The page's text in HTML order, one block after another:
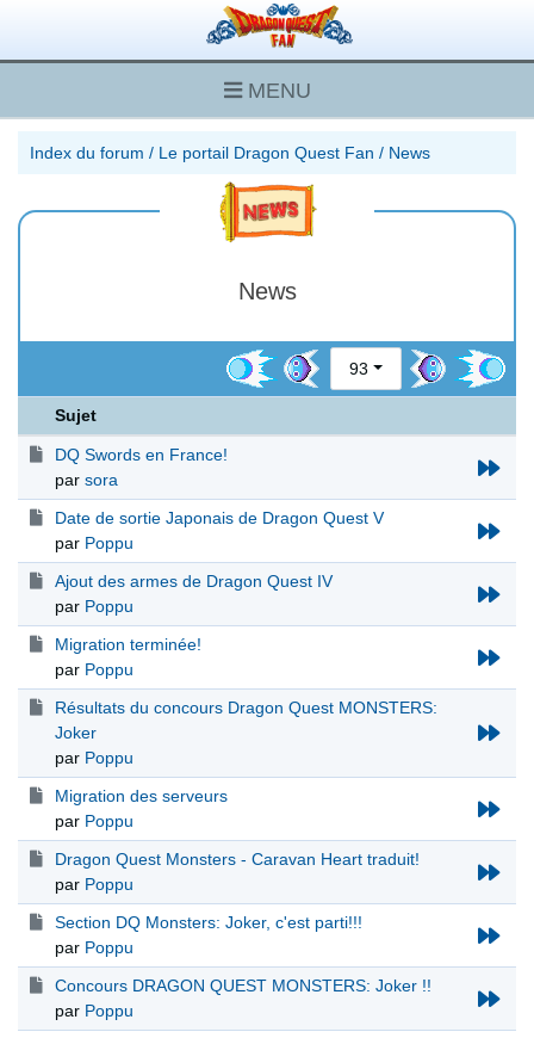
MENU
Index du forum / Le portail Dragon Quest Fan / News
News
93
Sujet
DQ Swords en France!
par sora
Date de sortie Japonais de Dragon Quest V
par Poppu
Ajout des armes de Dragon Quest IV
par Poppu
Migration terminée!
par Poppu
Résultats du concours Dragon Quest MONSTERS:
Joker
par Poppu
Migration des serveurs
par Poppu
Dragon Quest Monsters - Caravan Heart traduit!
par Poppu
Section DQ Monsters: Joker, c'est parti!!!
par Poppu
Concours DRAGON QUEST MONSTERS: Joker !!
par Poppu